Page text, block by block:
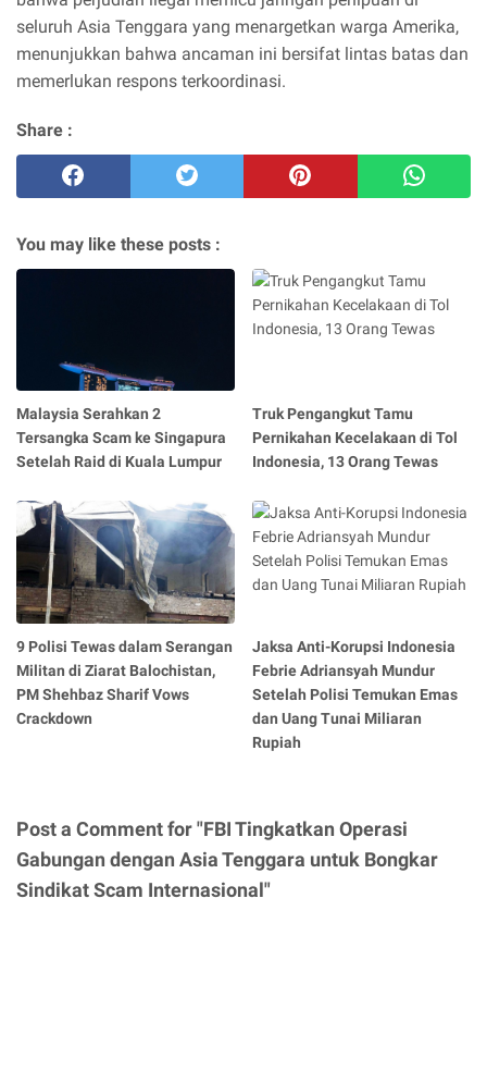
seluruh Asia Tenggara yang menargetkan warga Amerika,
menunjukkan bahwa ancaman ini bersifat lintas batas dan
memerlukan respons terkoordinasi.
Share :
You may like these posts :
Malaysia Serahkan 2
Tersangka Scam ke Singapura
Setelah Raid di Kuala Lumpur
Truk Pengangkut Tamu
Pernikahan Kecelakaan di Tol
Indonesia, 13 Orang Tewas
9 Polisi Tewas dalam Serangan
Militan di Ziarat Balochistan,
PM Shehbaz Sharif Vows
Crackdown
Jaksa Anti-Korupsi Indonesia
Febrie Adriansyah Mundur
Setelah Polisi Temukan Emas
dan Uang Tunai Miliaran
Rupiah
Post a Comment for "FBI Tingkatkan Operasi
Gabungan dengan Asia Tenggara untuk Bongkar
Sindikat Scam Internasional"